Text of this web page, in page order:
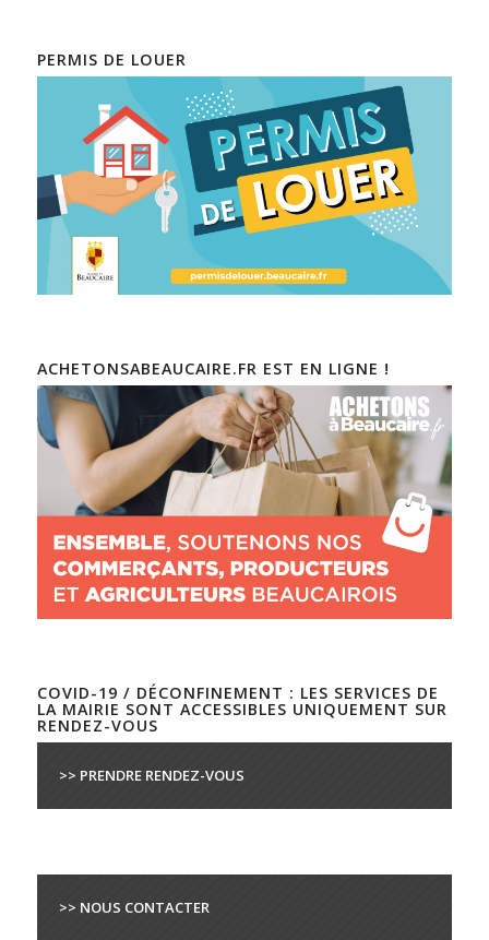
PERMIS DE LOUER
ACHETONSABEAUCAIRE.FR EST EN LIGNE !
COVID-19 / DÉCONFINEMENT : LES SERVICES DE
LA MAIRIE SONT ACCESSIBLES UNIQUEMENT SUR
RENDEZ-VOUS
>> PRENDRE RENDEZ-VOUS
>> NOUS CONTACTER